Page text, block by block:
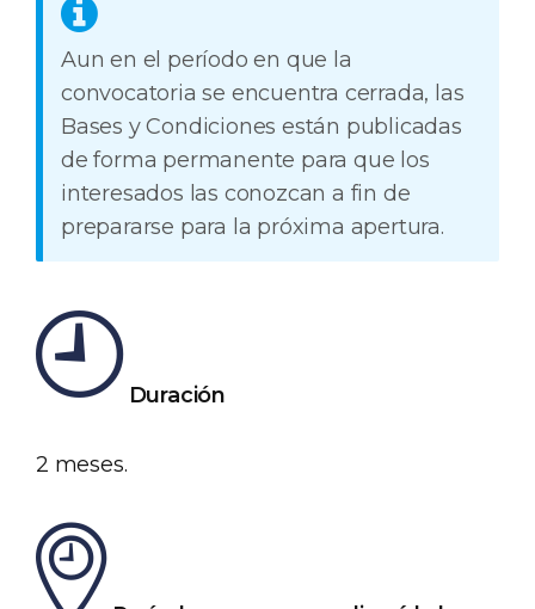
Aun en el período en que la
convocatoria se encuentra cerrada, las
Bases y Condiciones están publicadas
de forma permanente para que los
interesados las conozcan a fin de
prepararse para la próxima apertura.
Duración
2 meses.